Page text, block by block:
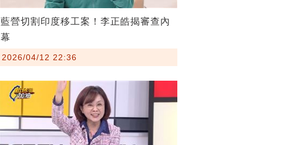
藍營切割印度移工案！李正皓揭審查內
幕
2026/04/12 22:36